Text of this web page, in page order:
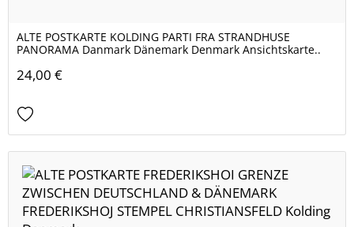
ALTE POSTKARTE KOLDING PARTI FRA STRANDHUSE
PANORAMA Danmark Dänemark Denmark Ansichtskarte..
24,00 €